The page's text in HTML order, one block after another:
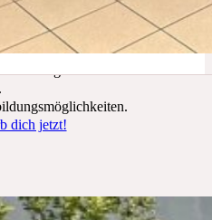
krisenfesten Branche.
dich jetzt!